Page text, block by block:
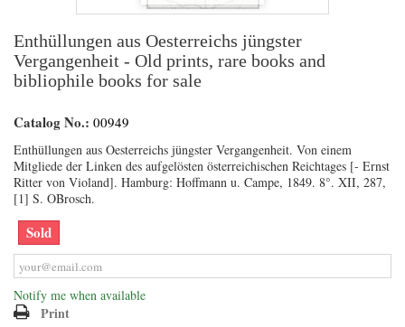
Enthüllungen aus Oesterreichs jüngster
Vergangenheit - Old prints, rare books and
bibliophile books for sale
Catalog No.: 00949
Enthüllungen aus Oesterreichs jüngster Vergangenheit. Von einem
Mitgliede der Linken des aufgelösten österreichischen Reichtages [- Ernst
Ritter von Violand]. Hamburg: Hoffmann u. Campe, 1849. 8°. XII, 287,
[1] S. OBrosch.
Sold
Notify me when available
Print